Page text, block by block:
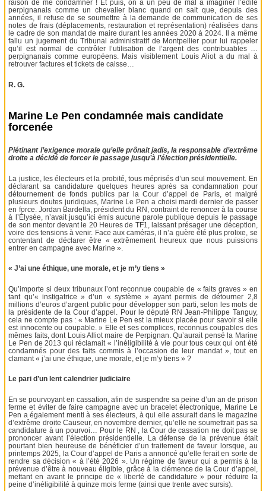
raison de me condamner ! Et puis, on a un peu de mal à imaginer l’édile
perpignanais comme un chevalier blanc quand on sait que, depuis des
années, il refuse de se soumettre à la demande de communication de ses
notes de frais (déplacements, restauration et représentation) réalisées dans
le cadre de son mandat de maire durant les années 2020 à 2024. Il a même
fallu un jugement du Tribunal administratif de Montpellier pour lui rappeler
qu’il est normal de contrôler l’utilisation de l’argent des contribuables …
perpignanais comme européens. Mais visiblement Louis Aliot a du mal à
retrouver factures et tickets de caisse…
R. G.
Marine Le Pen condamnée mais candidate
forcenée
Piétinant l’exigence morale qu’elle prônait jadis, la responsable d’extrême
droite a décidé de forcer le passage jusqu’à l’élection présidentielle.
La justice, les électeurs et la probité, tous méprisés d’un seul mouvement. En
déclarant sa candidature quelques heures après sa condamnation pour
détournement de fonds publics par la Cour d’appel de Paris, et malgré
plusieurs doutes juridiques, Marine Le Pen a choisi mardi dernier de passer
en force. Jordan Bardella, président du RN, contraint de renoncer à la course
à l’Élysée, n’avait jusqu’ici émis aucune parole publique depuis le passage
de son mentor devant le 20 Heures de TF1, laissant présager une déception,
voire des tensions à venir. Face aux caméras, il n’a guère été plus prolixe, se
contentant de déclarer être « extrêmement heureux que nous puissions
entrer en campagne avec Marine ».
« J’ai une éthique, une morale, et je m’y tiens »
Qu’importe si deux tribunaux l’ont reconnue coupable de « faits graves » en
tant qu’« instigatrice » d’un « système » ayant permis de détourner 2,8
millions d’euros d’argent public pour développer son parti, selon les mots de
la présidente de la Cour d’appel. Pour le député RN Jean-Philippe Tanguy,
cela ne compte pas : « Marine Le Pen est la mieux placée pour savoir si elle
est innocente ou coupable. » Elle et ses complices, reconnus coupables des
mêmes faits, dont Louis Alliot maire de Perpignan. Qu’aurait pensé la Marine
Le Pen de 2013 qui réclamait « l’inéligibilité à vie pour tous ceux qui ont été
condamnés pour des faits commis à l’occasion de leur mandat », tout en
clamant « j’ai une éthique, une morale, et je m’y tiens » ?
Le pari d’un lent calendrier judiciaire
En se pourvoyant en cassation, afin de suspendre sa peine d’un an de prison
ferme et éviter de faire campagne avec un bracelet électronique, Marine Le
Pen a également menti à ses électeurs, à qui elle assurait dans le magazine
d’extrême droite Causeur, en novembre dernier, qu’elle ne soumettrait pas sa
candidature à un pourvoi… Pour le RN , la Cour de cassation ne doit pas se
prononcer avant l’élection présidentielle. La défense de la prévenue était
pourtant bien heureuse de bénéficier d’un traitement de faveur lorsque, au
printemps 2025, la Cour d’appel de Paris a annoncé qu’elle ferait en sorte de
rendre sa décision « à l’été 2026 ». Un régime de faveur qui a permis à la
prévenue d’être à nouveau éligible, grâce à la clémence de la Cour d’appel,
mettant en avant le principe de « liberté de candidature » pour réduire la
peine d’inéligibilité à quinze mois ferme (ainsi que trente avec sursis).